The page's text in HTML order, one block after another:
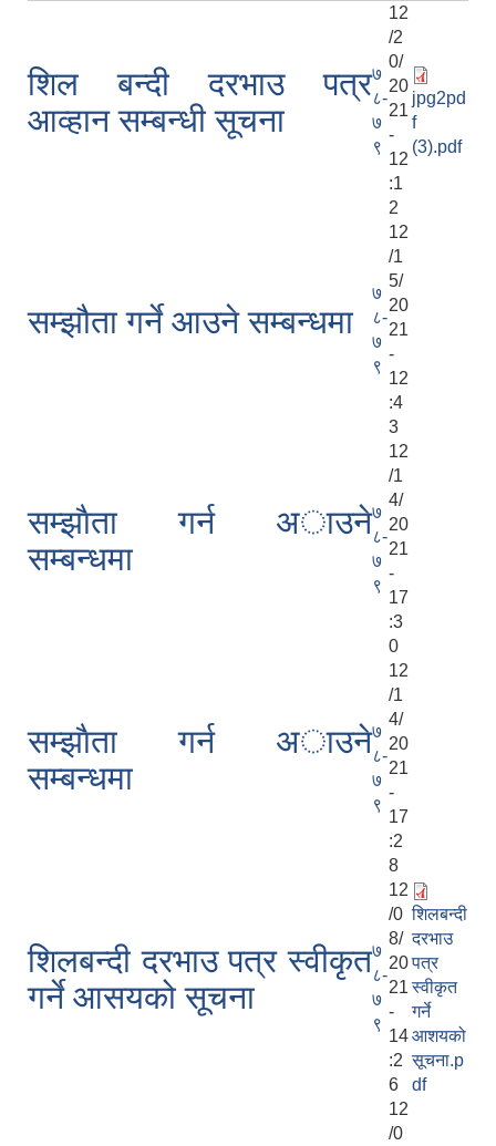
शिल बन्दी दरभाउ पत्र
आव्हान सम्बन्धी सूचना
७
८-
७
९
12
/2
0/
20
21
-
12
:1
2
jpg2pd
f
(3).pdf
सम्झौता गर्ने आउने सम्बन्धमा
७
८-
७
९
12
/1
5/
20
21
-
12
:4
3
सम्झाैता गर्न अाउने
सम्बन्धमा
७
८-
७
९
12
/1
4/
20
21
-
17
:3
0
सम्झाैता गर्न अाउने
सम्बन्धमा
७
८-
७
९
12
/1
4/
20
21
-
17
:2
8
शिलबन्दी दरभाउ पत्र स्वीकृत
गर्ने आसयको सूचना
७
८-
७
९
12
/0
8/
20
21
-
14
:2
6
शिलबन्दी
दरभाउ
पत्र
स्वीकृत
गर्ने
आशयको
सूचना.p
df
12
/0